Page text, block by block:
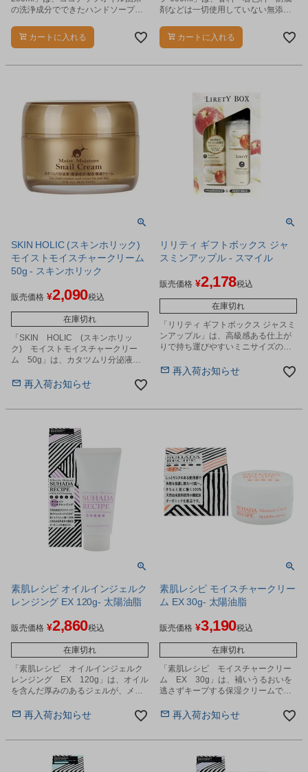
の洗浄成分でできたハンドソープの
カートに入れる
剤などは一切使用していない無添加
カートに入れる
SKIN HOLIC (スキンホリック)
モイストモイスチャークリーム
50g - スキンホリック
販売価格 ¥2,090税込
在庫切れ
「SKIN HOLIC (スキンホリッ
ク) モイストモイスチャークリー
ム 50g」は、カタツムリ分泌液
湿成分)、をたっぷり配合して、乾燥
して気になるお肌をみずみずしくハ
再入荷お知らせ
リリティ ギフトボックス ジャ
スミンアップル - スマイル
販売価格 ¥2,178税込
在庫切れ
「リリティ ギフトボックス ジャスミ
ンアップル」は、高級感ある仕上が
りで持ち運びやすいミニサイズのオ
成分が配合されたボディミルクのセ
再入荷お知らせ
素肌レシピ オイルインジェルク
レンジング EX 120g- 太陽油脂
販売価格 ¥2,860税込
在庫切れ
「素肌レシピ オイルインジェルク
レンジング EX 120g」は、オイル
を含んだ厚みのあるジェルが、メイ
す、洗い流すタイプのクレンジング
再入荷お知らせ
素肌レシピ モイスチャークリー
ム EX 30g- 太陽油脂
販売価格 ¥3,190税込
在庫切れ
「素肌レシピ モイスチャークリー
ム EX 30g」は、補いうるおいを
逃さずキープする保湿クリームで
再入荷お知らせ